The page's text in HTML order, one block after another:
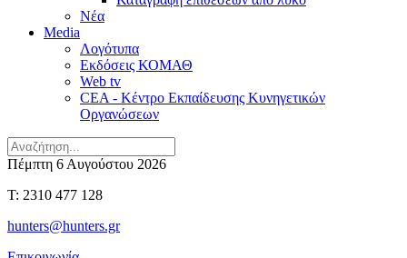
Νέα
Media
Λογότυπα
Εκδόσεις ΚΟΜΑΘ
Web tv
CEA - Κέντρο Εκπαίδευσης Κυνηγετικών
Οργανώσεων
Πέμπτη 6 Αυγούστου 2026
T: 2310 477 128
hunters@hunters.gr